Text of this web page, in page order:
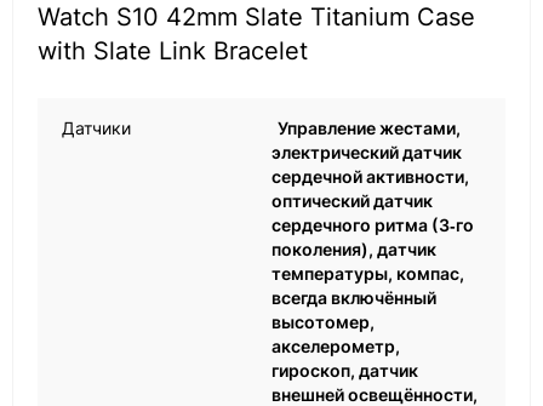
Watch S10 42mm Slate Titanium Case
with Slate Link Bracelet
Датчики
Управление жестами,
электрический датчик
сердечной активности,
оптический датчик
сердечного ритма (3‑го
поколения), датчик
температуры, компас,
всегда включённый
высотомер,
акселерометр,
гироскоп, датчик
внешней освещённости,